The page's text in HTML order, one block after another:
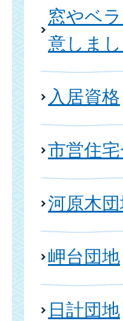
窓やベ
意しまし
入居資格
市営住
河原木
岬台団地
日計団地